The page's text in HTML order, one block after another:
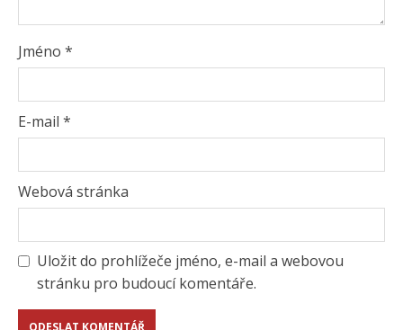
Jméno *
E-mail *
Webová stránka
Uložit do prohlížeče jméno, e-mail a webovou
stránku pro budoucí komentáře.